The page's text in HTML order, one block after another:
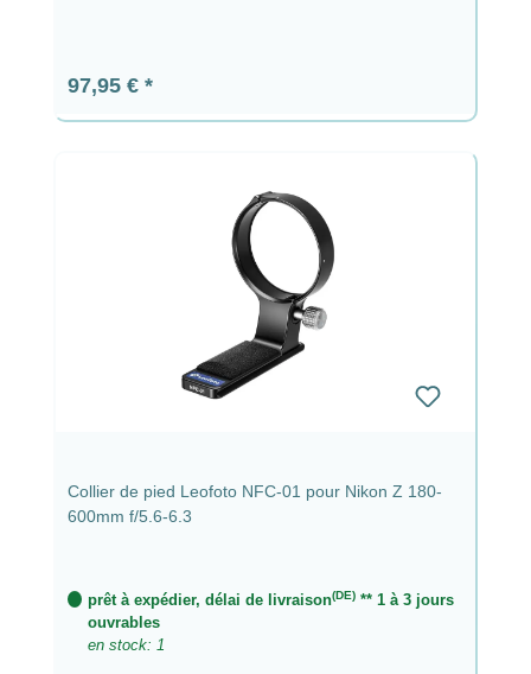
Prix régulier :
97,95 €
Collier de pied Leofoto NFC-01 pour Nikon Z 180-
600mm f/5.6-6.3
prêt à expédier, délai de livraison(DE)** 1 à 3 jours
ouvrables
en stock: 1